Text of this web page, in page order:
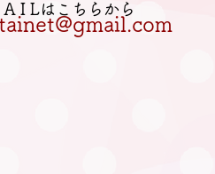
A I Lはこちらから